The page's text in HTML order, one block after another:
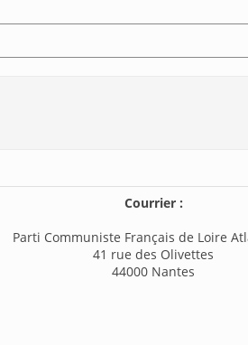
Courrier :
Parti Communiste Français de Loire
41 rue des Olivettes
44000 Nantes